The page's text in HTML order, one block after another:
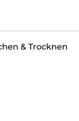
& Trocknen